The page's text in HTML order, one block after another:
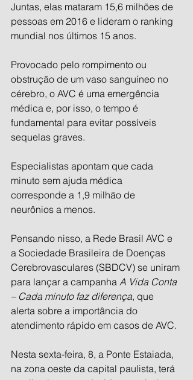
Juntas, elas mataram 15,6 milhões de
pessoas em 2016 e lideram o ranking
mundial nos últimos 15 anos.
Provocado pelo rompimento ou
obstrução de um vaso sanguíneo no
cérebro, o AVC é uma emergência
médica e, por isso, o tempo é
fundamental para evitar possíveis
sequelas graves.
Especialistas apontam que cada
minuto sem ajuda médica
corresponde a 1,9 milhão de
neurônios a menos.
Pensando nisso, a Rede Brasil AVC e
a Sociedade Brasileira de Doenças
Cerebrovasculares (SBDCV) se uniram
para lançar a campanha A Vida Conta
– Cada minuto faz diferença, que
alerta sobre a importância do
atendimento rápido em casos de AVC.
Nesta sexta-feira, 8, a Ponte Estaiada,
na zona oeste da capital paulista, terá